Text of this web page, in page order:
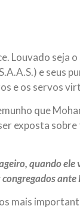
Al-
do
Louvado seja
e seus
e os servos
que
exposta
quando ele
ante
mais